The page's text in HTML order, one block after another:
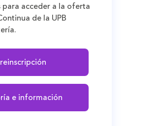
para acceder a la oferta
de la UPB
e información